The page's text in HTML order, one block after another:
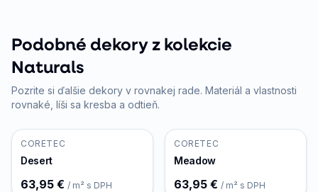
Podobné dekory z kolekcie
Naturals
Pozrite si ďalšie dekory v rovnakej rade. Materiál a vlastnosti
rovnaké, líši sa kresba a odtieň.
CORETEC
Desert
63,95 € / m² s DPH
CORETEC
Meadow
63,95 € / m² s DPH